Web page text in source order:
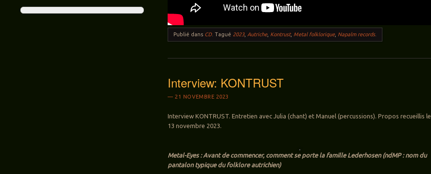
Publié dans CD.Tagué 2023, Autriche, Kontrust, Metal folklorique, Napalm records.
Interview: KONTRUST
21 NOVEMBRE 2023
Interview KONTRUST. Entretien avec Julia (chant) et Manuel (percussions). Propos recueillis le
13 novembre 2023.
Metal-Eyes : Avant de commencer, comment se porte la famille Lederhosen (ndMP : nom du
pantalon typique du folklore autrichien)